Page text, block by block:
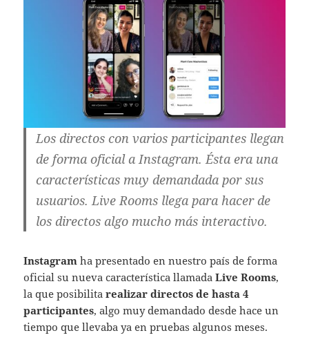
Los directos con varios participantes llegan
de forma oficial a Instagram. Ésta era una
características muy demandada por sus
usuarios. Live Rooms llega para hacer de
los directos algo mucho más interactivo.
Instagram ha presentado en nuestro país de forma
oficial su nueva característica llamadaLive Rooms,
la que posibilitarealizar directos de hasta 4
participantes, algo muy demandado desde hace un
tiempo que llevaba ya en pruebas algunos meses.